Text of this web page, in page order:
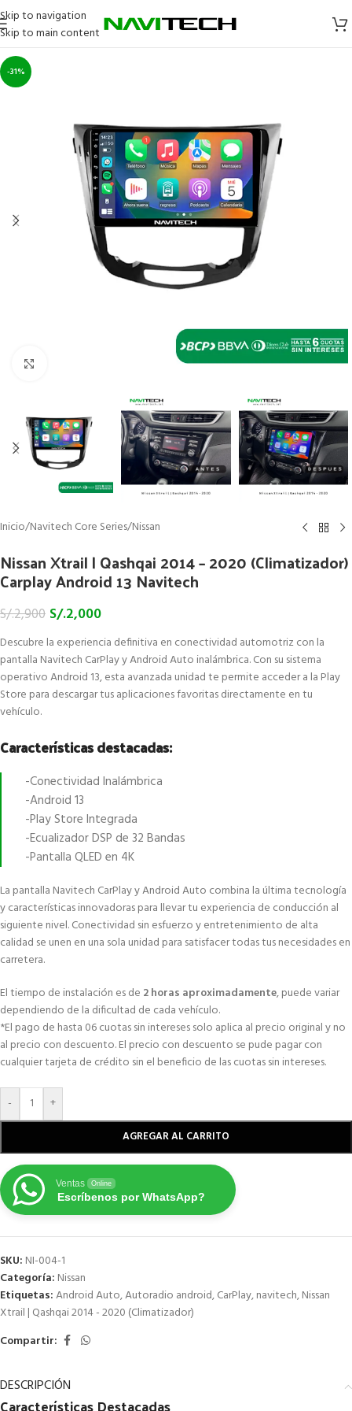
Skip to navigation
Skip to main content
-31%
Inicio/Navitech Core Series/Nissan
Nissan Xtrail | Qashqai 2014 – 2020 (Climatizador)
Carplay Android 13 Navitech
S/.2,900 S/.2,000
Descubre la experiencia definitiva en conectividad automotriz con la
pantalla Navitech CarPlay y Android Auto inalámbrica. Con su sistema
operativo Android 13, esta avanzada unidad te permite acceder a la Play
Store para descargar tus aplicaciones favoritas directamente en tu
vehículo.
Características destacadas:
-Conectividad Inalámbrica
-Android 13
-Play Store Integrada
-Ecualizador DSP de 32 Bandas
-Pantalla QLED en 4K
La pantalla Navitech CarPlay y Android Auto combina la última tecnología
y características innovadoras para llevar tu experiencia de conducción al
siguiente nivel. Conectividad sin esfuerzo y entretenimiento de alta
calidad se unen en una sola unidad para satisfacer todas tus necesidades en
carretera.
El tiempo de instalación es de 2 horas aproximadamente, puede variar
dependiendo de la dificultad de cada vehículo.
*El pago de hasta 06 cuotas sin intereses solo aplica al precio original y no
al precio con descuento. El precio con descuento se pude pagar con
cualquier tarjeta de crédito sin el beneficio de las cuotas sin intereses.
- +
AGREGAR AL CARRITO
Ventas Online
Escríbenos por WhatsApp?
SKU: NI-004-1
Categoría: Nissan
Etiquetas:Android Auto,Autoradio android,CarPlay,navitech,Nissan
Xtrail | Qashqai 2014 - 2020 (Climatizador)
Compartir:
DESCRIPCIÓN